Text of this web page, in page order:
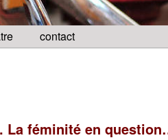
contact
La féminité en